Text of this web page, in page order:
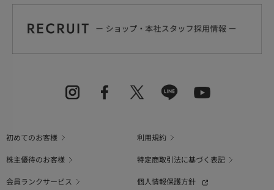
初めてのお客様
利用規約
株主優待のお客様
特定商取引法に基づく表記
会員ランクサービス
個人情報保護方針